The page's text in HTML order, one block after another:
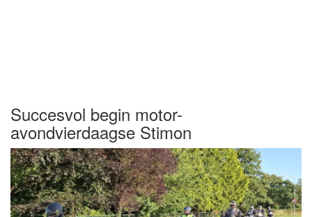
Succesvol begin motor-
avondvierdaagse Stimon